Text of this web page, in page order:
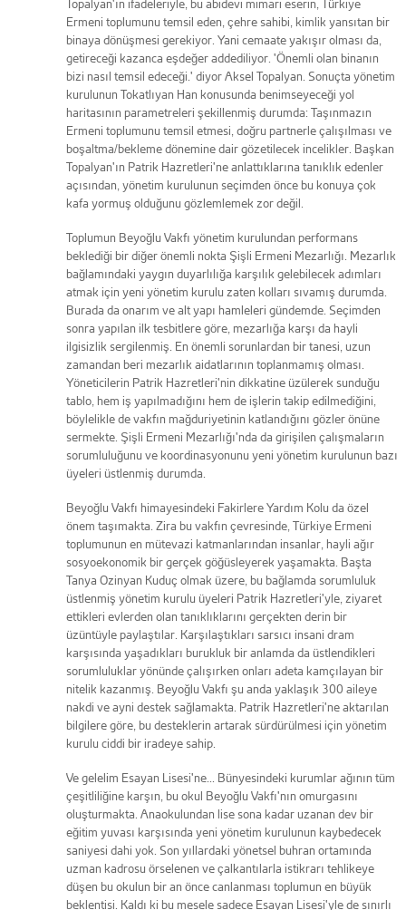
Topalyan'ın ifadeleriyle, bu abidevi mimari eserin, Türkiye
Ermeni toplumunu temsil eden, çehre sahibi, kimlik yansıtan bir
binaya dönüşmesi gerekiyor. Yani cemaate yakışır olması da,
getireceği kazanca eşdeğer addediliyor. 'Önemli olan binanın
bizi nasıl temsil edeceği.' diyor Aksel Topalyan. Sonuçta yönetim
kurulunun Tokatlıyan Han konusunda benimseyeceği yol
haritasının parametreleri şekillenmiş durumda: Taşınmazın
Ermeni toplumunu temsil etmesi, doğru partnerle çalışılması ve
boşaltma/bekleme dönemine dair gözetilecek incelikler. Başkan
Topalyan'ın Patrik Hazretleri'ne anlattıklarına tanıklık edenler
açısından, yönetim kurulunun seçimden önce bu konuya çok
kafa yormuş olduğunu gözlemlemek zor değil.
Toplumun Beyoğlu Vakfı yönetim kurulundan performans
beklediği bir diğer önemli nokta Şişli Ermeni Mezarlığı. Mezarlık
bağlamındaki yaygın duyarlılığa karşılık gelebilecek adımları
atmak için yeni yönetim kurulu zaten kolları sıvamış durumda.
Burada da onarım ve alt yapı hamleleri gündemde. Seçimden
sonra yapılan ilk tesbitlere göre, mezarlığa karşı da hayli
ilgisizlik sergilenmiş. En önemli sorunlardan bir tanesi, uzun
zamandan beri mezarlık aidatlarının toplanmamış olması.
Yöneticilerin Patrik Hazretleri'nin dikkatine üzülerek sunduğu
tablo, hem iş yapılmadığını hem de işlerin takip edilmediğini,
böylelikle de vakfın mağduriyetinin katlandığını gözler önüne
sermekte. Şişli Ermeni Mezarlığı'nda da girişilen çalışmaların
sorumluluğunu ve koordinasyonunu yeni yönetim kurulunun bazı
üyeleri üstlenmiş durumda.
Beyoğlu Vakfı himayesindeki Fakirlere Yardım Kolu da özel
önem taşımakta. Zira bu vakfın çevresinde, Türkiye Ermeni
toplumunun en mütevazi katmanlarından insanlar, hayli ağır
sosyoekonomik bir gerçek göğüsleyerek yaşamakta. Başta
Tanya Ozinyan Kuduç olmak üzere, bu bağlamda sorumluluk
üstlenmiş yönetim kurulu üyeleri Patrik Hazretleri'yle, ziyaret
ettikleri evlerden olan tanıklıklarını gerçekten derin bir
üzüntüyle paylaştılar. Karşılaştıkları sarsıcı insani dram
karşısında yaşadıkları burukluk bir anlamda da üstlendikleri
sorumluluklar yönünde çalışırken onları adeta kamçılayan bir
nitelik kazanmış. Beyoğlu Vakfı şu anda yaklaşık 300 aileye
nakdi ve ayni destek sağlamakta. Patrik Hazretleri'ne aktarılan
bilgilere göre, bu desteklerin artarak sürdürülmesi için yönetim
kurulu ciddi bir iradeye sahip.
Ve gelelim Esayan Lisesi'ne... Bünyesindeki kurumlar ağının tüm
çeşitliliğine karşın, bu okul Beyoğlu Vakfı'nın omurgasını
oluşturmakta. Anaokulundan lise sona kadar uzanan dev bir
eğitim yuvası karşısında yeni yönetim kurulunun kaybedecek
saniyesi dahi yok. Son yıllardaki yönetsel buhran ortamında
uzman kadrosu örselenen ve çalkantılarla istikrarı tehlikeye
düşen bu okulun bir an önce canlanması toplumun en büyük
beklentisi. Kaldı ki bu mesele sadece Esayan Lisesi'yle de sınırlı